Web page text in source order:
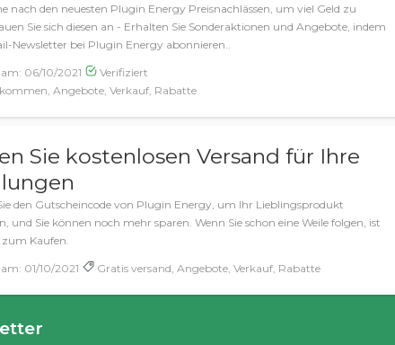
nach den neuesten Plugin Energy Preisnachlässen, um viel Geld zu
Sie sich diesen an - Erhalten Sie Sonderaktionen und Angebote, indem
Newsletter bei Plugin Energy abonnieren..
06/10/2021
Verifiziert
Angebote, Verkauf, Rabatte
Sie kostenlosen Versand für Ihre
den Gutscheincode von Plugin Energy, um Ihr Lieblingsprodukt
und Sie können noch mehr sparen. Wenn Sie schon eine Weile folgen, ist
Kaufen.
01/10/2021 Gratis versand, Angebote, Verkauf, Rabatte